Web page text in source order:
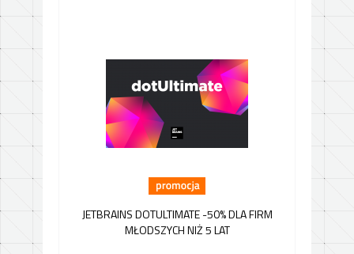
JETBRAINS DOTULTIMATE -50% DLA FIRM
MŁODSZYCH NIŻ 5 LAT